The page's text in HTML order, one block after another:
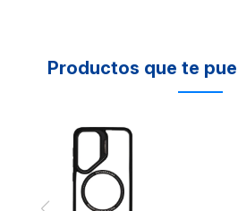
Productos que te